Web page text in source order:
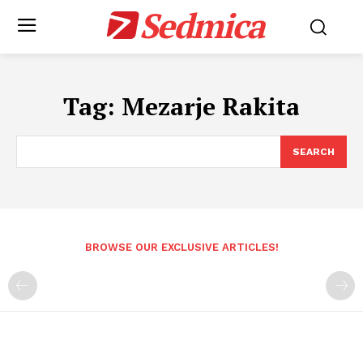
Sedmica
Tag: Mezarje Rakita
SEARCH
BROWSE OUR EXCLUSIVE ARTICLES!